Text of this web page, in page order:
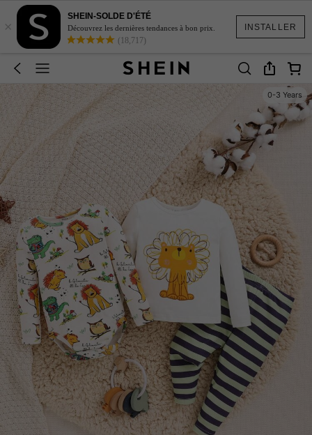
INSTALLER
×
SHEIN-SOLDE D'ÉTÉ
Découvrez les dernières tendances à bon prix.
(18,717)
0-3 Years